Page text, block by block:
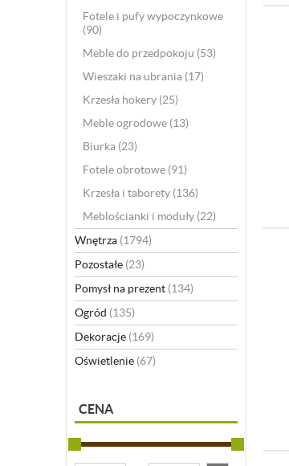
Fotele i pufy wypoczynkowe
(90)
Meble do przedpokoju (53)
Wieszaki na ubrania (17)
Krzesła hokery (25)
Meble ogrodowe (13)
Biurka (23)
Fotele obrotowe (91)
Krzesła i taborety (136)
Meblościanki i moduły (22)
Wnętrza (1794)
Pozostałe (23)
Pomysł na prezent (134)
Ogród (135)
Dekoracje (169)
Oświetlenie (67)
CENA